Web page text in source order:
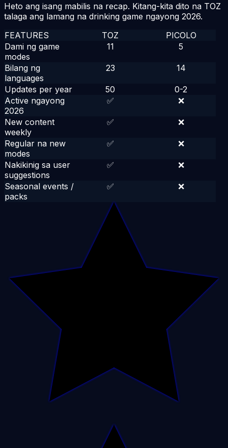
Heto ang isang mabilis na recap. Kitang-kita dito na TOZ
talaga ang lamang na drinking game ngayong 2026.
FEATURES
TOZ
PICOLO
Dami ng game
modes
11 5
Bilang ng
languages
23 14
Updates per year 50
0-2
Active ngayong
2026
✅ ❌
New content
weekly
✅ ❌
Regular na new
modes
✅ ❌
Nakikinig sa user
suggestions
✅ ❌
Seasonal events /
packs
✅ ❌